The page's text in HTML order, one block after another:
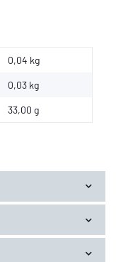
0,04 kg
0,03 kg
33,00 g